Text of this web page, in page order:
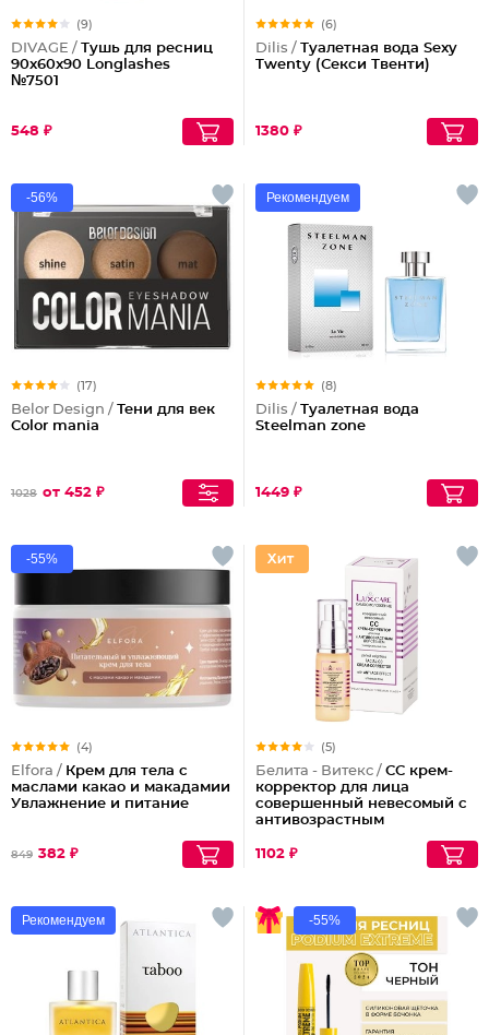
(9)
DIVAGE / Тушь для ресниц
90x60x90 Longlashes
№7501
548 ₽
(6)
Dilis / Туалетная вода Sexy
Twenty (Секси Твенти)
1380 ₽
-56%
(17)
Belor Design / Тени для век
Color mania
1028 от 452 ₽
Рекомендуем
(8)
Dilis / Туалетная вода
Steelman zone
1449 ₽
-55%
(4)
Elfora / Крем для тела с
маслами какао и макадамии
Увлажнение и питание
849 382 ₽
(5)
Белита - Витекс / СС крем-
корректор для лица
совершенный невесомый с
антивозрастным
1102 ₽
Рекомендуем -55%